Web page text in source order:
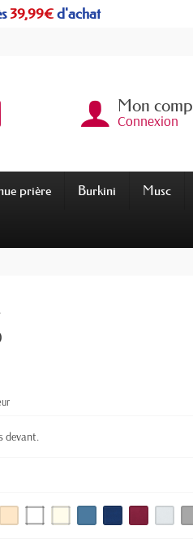
39,99€d'achat
Mon
Connexion
prière Burkini Musc
devant.